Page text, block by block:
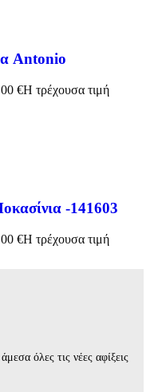
Antonio
€Η τρέχουσα τιμή
-141603
€Η τρέχουσα τιμή
όλες τις νέες αφίξεις